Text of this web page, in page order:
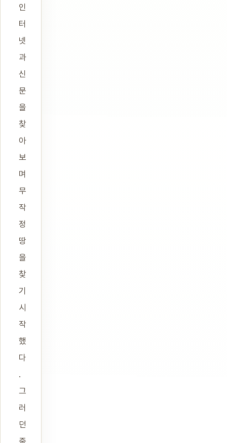
인
터
넷
과
신
문
을
찾
아
보
며
무
작
정
땅
을
찾
기
시
작
했
다
.
그
러
던